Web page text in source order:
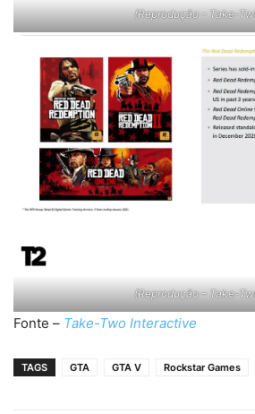
(Reprodução – Take-
(Reprodução – Take-
Fonte – Take-Two Interactive
TAGS GTA GTA V Rockstar Games